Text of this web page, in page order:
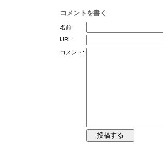
コメントを書く
名前:
URL:
コメント: